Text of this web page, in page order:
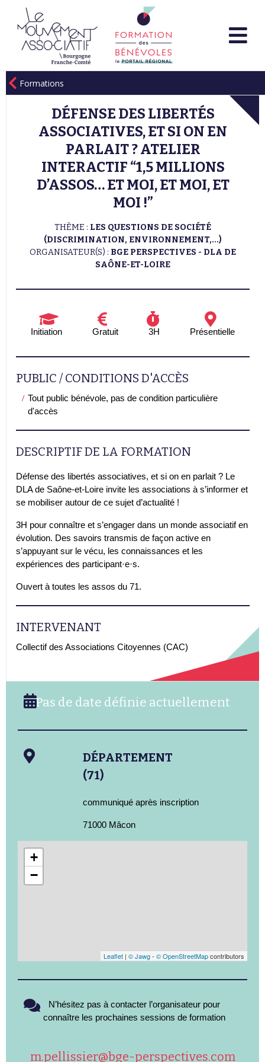
Formations
DÉFENSE DES LIBERTÉS
ASSOCIATIVES, ET SI ON EN
PARLAIT ? ATELIER
INTERACTIF “1,5 MILLIONS
D’ASSOS… ET MOI, ET MOI, ET
MOI !”
THÈME : LES QUESTIONS DE SOCIÉTÉ
(DISCRIMINATION, ENVIRONNEMENT,...)
ORGANISATEUR(S) : BGE PERSPECTIVES - DLA DE
SAÔNE-ET-LOIRE
Initiation Gratuit 3H Présentielle
PUBLIC / CONDITIONS D'ACCÈS
Tout public bénévole, pas de condition particulière
d'accès
DESCRIPTIF DE LA FORMATION
Défense des libertés associatives, et si on en parlait ? Le
DLA de Saône-et-Loire invite les associations à s’informer et
se mobiliser autour de ce sujet d’actualité !
3H pour connaître et s’engager dans un monde associatif en
évolution. Des savoirs transmis de façon active en
s’appuyant sur le vécu, les connaissances et les
expériences des participant·e·s.
Ouvert à toutes les assos du 71.
INTERVENANT
Collectif des Associations Citoyennes (CAC)
Pas de date définie actuellement
DÉPARTEMENT
(71)
communiqué après inscription
71000 Mâcon
+
−
Leaflet | © Jawg- © OpenStreetMapcontributors
N’hésitez pas à contacter l’organisateur pour
connaître les prochaines sessions de formation
m.pellissier@bge-perspectives.com